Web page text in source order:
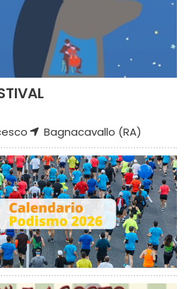
Bagnacavallo (RA)